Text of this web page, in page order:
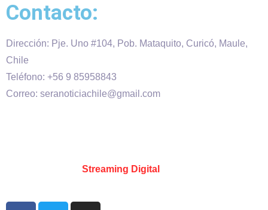
Contacto:
Dirección: Pje. Uno #104, Pob. Mataquito, Curicó, Maule,
Chile
Teléfono: +56 9 85958843
Correo: seranoticiachile@gmail.com
Streaming Digital